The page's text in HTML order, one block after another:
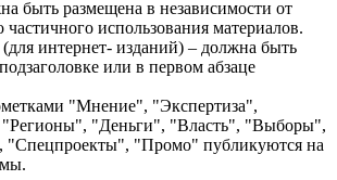
быть размещена в независимости от
частичного использования материалов.
интернет- изданий) – должна быть
или в первом абзаце
"Мнение", "Экспертиза",
"Регионы", "Деньги", "Власть", "Выборы",
"Спецпроекты", "Промо" публикуются на